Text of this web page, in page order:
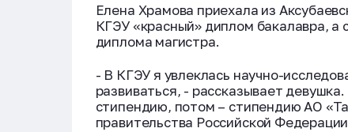
Елена Храмова приехала из
КГЭУ «красный» диплом бакалавра, а
диплома магистра.
- В КГЭУ я увлеклась научно-
развиваться, - рассказывает
стипендию, потом – стипендию АО
правительства Российской